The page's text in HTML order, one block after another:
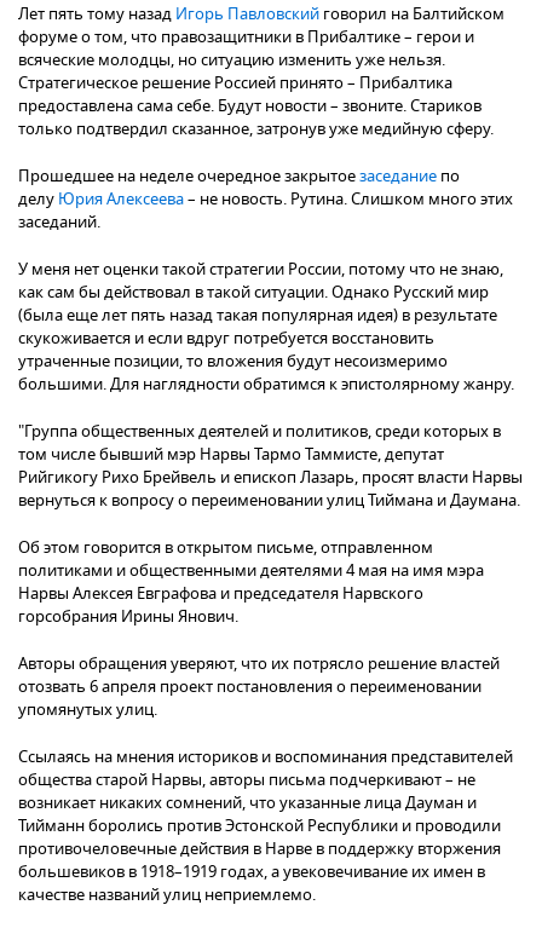
Лет пять тому назад Игорь Павловский говорил на Балтийском
форуме о том, что правозащитники в Прибалтике – герои и
всяческие молодцы, но ситуацию изменить уже нельзя.
Стратегическое решение Россией принято – Прибалтика
предоставлена сама себе. Будут новости – звоните. Стариков
только подтвердил сказанное, затронув уже медийную сферу.
Прошедшее на неделе очередное закрытоезаседание по
делу Юрия Алексеева– не новость. Рутина. Слишком много этих
заседаний.
У меня нет оценки такой стратегии России, потому что не знаю,
как сам бы действовал в такой ситуации. Однако Русский мир
(была еще лет пять назад такая популярная идея) в результате
скукоживается и если вдруг потребуется восстановить
утраченные позиции, то вложения будут несоизмеримо
большими. Для наглядности обратимся к эпистолярному жанру.
"Группа общественных деятелей и политиков, среди которых в
том числе бывший мэр Нарвы Тармо Таммисте, депутат
Рийгикогу Рихо Брейвель и епископ Лазарь, просят власти Нарвы
вернуться к вопросу о переименовании улиц Тиймана и Даумана.
Об этом говорится в открытом письме, отправленном
политиками и общественными деятелями 4 мая на имя мэра
Нарвы Алексея Евграфова и председателя Нарвского
горсобрания Ирины Янович.
Авторы обращения уверяют, что их потрясло решение властей
отозвать 6 апреля проект постановления о переименовании
упомянутых улиц.
Ссылаясь на мнения историков и воспоминания представителей
общества старой Нарвы, авторы письма подчеркивают – не
возникает никаких сомнений, что указанные лица Дауман и
Тийманн боролись против Эстонской Республики и проводили
противочеловечные действия в Нарве в поддержку вторжения
большевиков в 1918–1919 годах, а увековечивание их имен в
качестве названий улиц неприемлемо.